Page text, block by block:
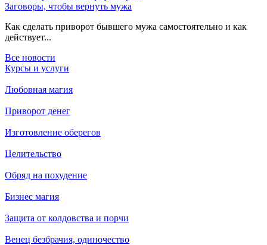
Заговоры, чтобы вернуть мужа
Как сделать приворот бывшего мужа самостоятельно и как
действует...
Все новости
Курсы и услуги
Любовная магия
Приворот денег
Изготовление оберегов
Целительство
Обряд на похудение
Бизнес магия
Защита от колдовства и порчи
Венец безбрачия, одиночество